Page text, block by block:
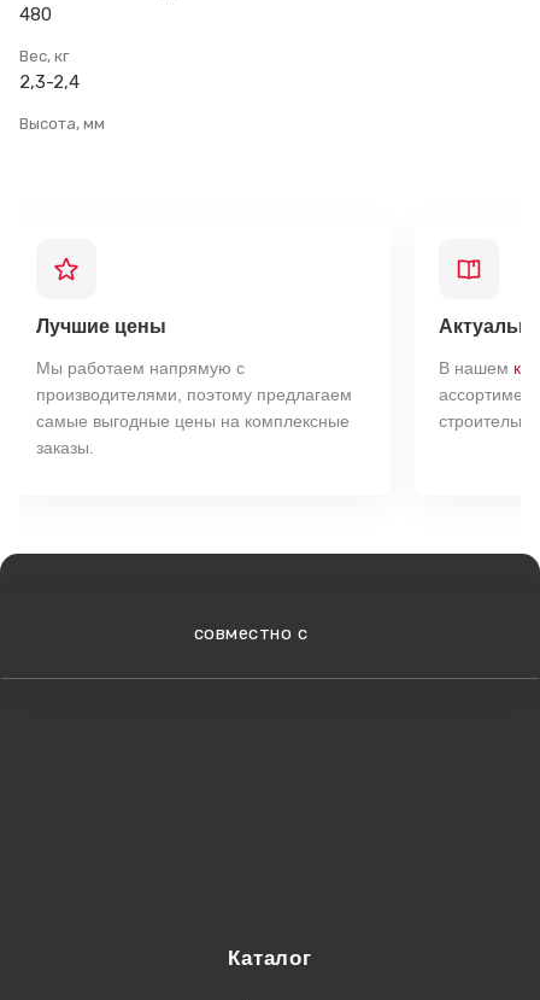
Лучшие цены
Мы работаем напрямую с
производителями, поэтому предлагаем
самые выгодные цены на комплексные
заказы.
В нашем
480
Вес, кг
2,3-2,4
Высота, мм
Марка прочности
М175
Формат
Упаковка
термоусадочная плёнка
Белгородская область
cовместно с
Каталог